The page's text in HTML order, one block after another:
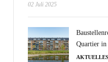
02 Juli 2025
Quartier in
AKTUELLES